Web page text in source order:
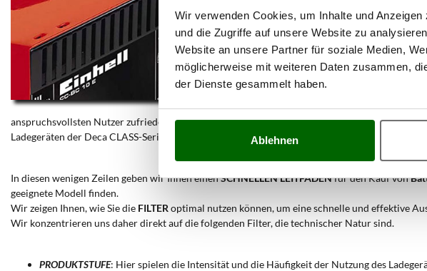
Wir verwenden Cookies, um Inhalte und
und die Zugriffe auf unsere Website zu
Website an unsere Partner für soziale Medien,
möglicherweise mit weiteren Daten zusammen,
der Dienste gesammelt haben.
Ablehnen
anspruchsvollsten Nutzer zufriedenstellen. Sie haben somit die Wahl zwischen den
Ladegeräten der Deca CLASS-Serie.
In diesen wenigen Zeilen geben wir Ihnen einenSCHNELLEN LEITFADENfür den Kauf von
geeignete Modell finden.
Wir zeigen Ihnen, wie Sie die FILTER optimal nutzen können, um eine schnelle und effektive
Wir konzentrieren uns daher direkt auf die folgenden Filter, die technischer Natur sind.
PRODUKTSTUFE: Hier spielen die Intensität und die Häufigkeit der Nutzung des